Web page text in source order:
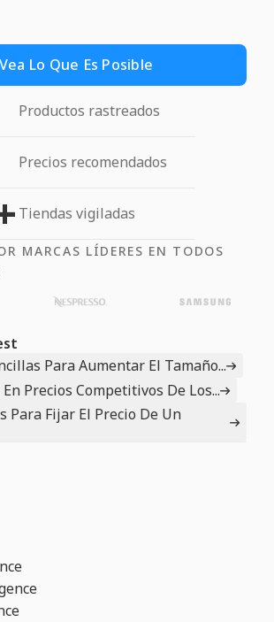
Vea Lo Que Es Posible
Productos rastreados
Precios recomendados
Tiendas vigiladas
MARCAS LÍDERES EN TODOS
Para Aumentar El Tamaño...
Precios Competitivos De Los...
Para Fijar El Precio De Un